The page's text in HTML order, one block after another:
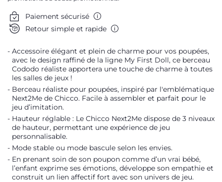
Paiement sécurisé
Retour simple et rapide
Accessoire élégant et plein de charme pour vos poupées,
avec le design raffiné de la ligne My First Doll, ce berceau
Cododo réaliste apportera une touche de charme à toutes
les salles de jeux !
Berceau réaliste pour poupées, inspiré par l'emblématique
Next2Me de Chicco. Facile à assembler et parfait pour le
jeu d’imitation.
Hauteur réglable : Le Chicco Next2Me dispose de 3 niveaux
de hauteur, permettant une expérience de jeu
personnalisable.
Mode stable ou mode bascule selon les envies.
En prenant soin de son poupon comme d’un vrai bébé,
l’enfant exprime ses émotions, développe son empathie et
construit un lien affectif fort avec son univers de jeu.